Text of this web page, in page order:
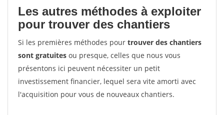
Les autres méthodes à exploiter
pour trouver des chantiers
Si les premières méthodes pour trouver des chantiers
sont gratuites ou presque, celles que nous vous
présentons ici peuvent nécessiter un petit
investissement financier, lequel sera vite amorti avec
l'acquisition pour vous de nouveaux chantiers.